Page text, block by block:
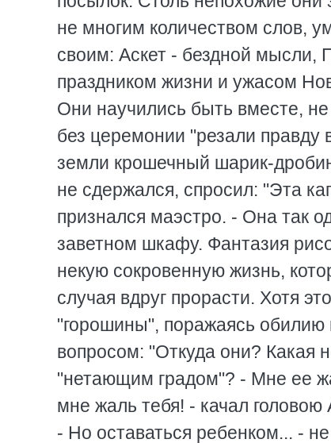
не многим количеством слов,
своим: Аскет - бездной мысли,
праздником жизни и ужасом
Они научились быть вместе,
без церемонии "резали правду
земли крошечный шарик-
не сдержался, спросил: "Эта
признался маэстро. - Она так
заветном шкафу. Фантазия
некую сокровенную жизнь,
случая вдруг прорасти. Хотя
"горошины", поражаясь обилию
вопросом: "Откуда они? Какая
"нетающим градом"? - Мне ее
мне жаль тебя! - качал
- Но оставаться ребенком... -